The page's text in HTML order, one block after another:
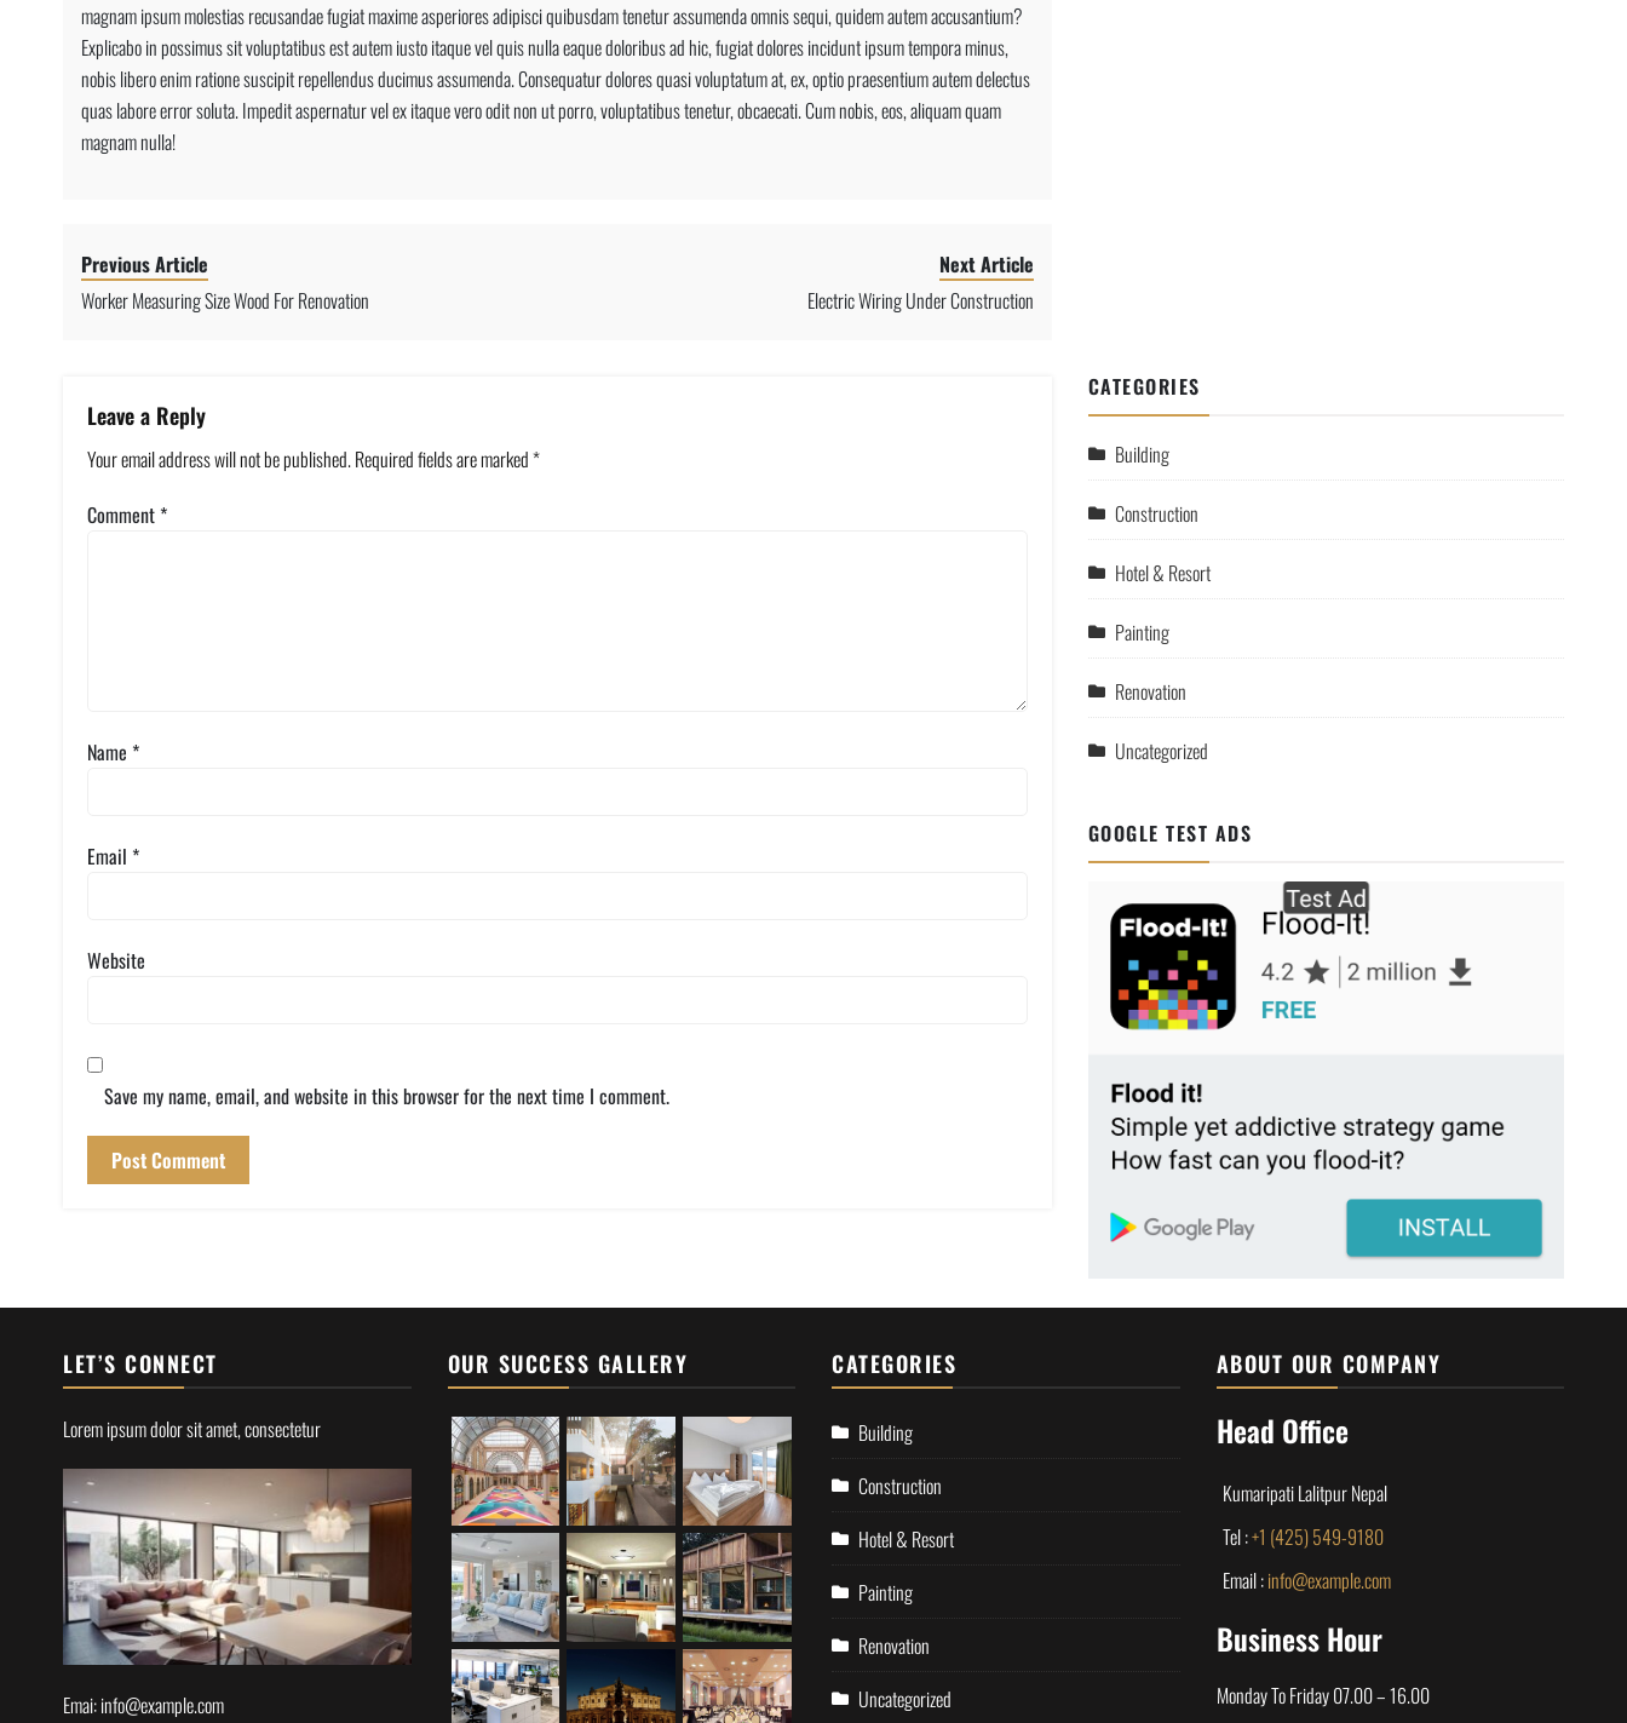
magnam ipsum molestias recusandae fugiat maxime asperiores adipisci quibusdam tenetur assumenda omnis sequi, quidem autem accusantium?
Explicabo in possimus sit voluptatibus est autem iusto itaque vel quis nulla eaque doloribus ad hic, fugiat dolores incidunt ipsum tempora minus,
nobis libero enim ratione suscipit repellendus ducimus assumenda. Consequatur dolores quasi voluptatum at, ex, optio praesentium autem delectus
quas labore error soluta. Impedit aspernatur vel ex itaque vero odit non ut porro, voluptatibus tenetur, obcaecati. Cum nobis, eos, aliquam quam
magnam nulla!
Previous Article
Worker Measuring Size Wood For Renovation
Next Article
Electric Wiring Under Construction
Leave a Reply
Your email address will not be published.Required fields are marked*
Comment *
Name *
Email *
Website
Save my name, email, and website in this browser for the next time I comment.
CATEGORIES
Building
Construction
Hotel & Resort
Painting
Renovation
Uncategorized
GOOGLE TEST ADS
LET’S CONNECT
Lorem ipsum dolor sit amet, consectetur
Emai: info@example.com
OUR SUCCESS GALLERY CATEGORIES
Building
Construction
Hotel & Resort
Painting
Renovation
Uncategorized
ABOUT OUR COMPANY
Head Office
Kumaripati Lalitpur Nepal
Tel :+1 (425) 549-9180
Email :info@example.com
Business Hour
Monday To Friday 07.00 – 16.00